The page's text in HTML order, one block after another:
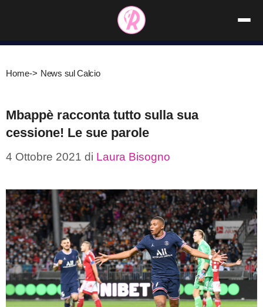
contenuto
Home-> News sul Calcio
Mbappè racconta tutto sulla sua
cessione! Le sue parole
4 Ottobre 2021 di Laura Bisogno